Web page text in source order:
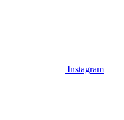
Instagram